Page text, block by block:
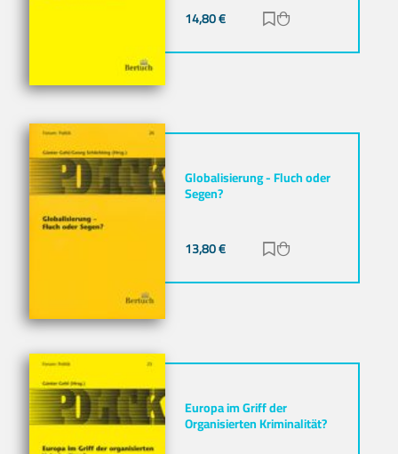
14,80€ Zur Merkliste
Globalisierung - Fluch oder
Segen?
13,80€ Zur Merkliste
Europa im Griff der
Organisierten Kriminalität?